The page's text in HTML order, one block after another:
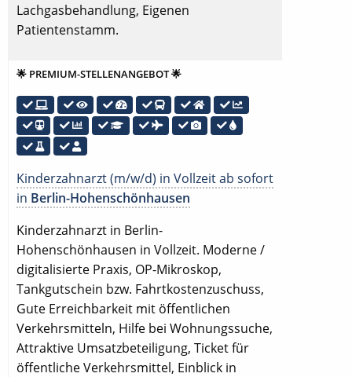
Lachgasbehandlung, Eigenen
Patientenstamm.
🌟 PREMIUM-STELLENANGEBOT 🌟
Kinderzahnarzt (m/w/d) in Vollzeit ab sofort
in Berlin-Hohenschönhausen
Kinderzahnarzt in Berlin-
Hohenschönhausen in Vollzeit. Moderne /
digitalisierte Praxis, OP-Mikroskop,
Tankgutschein bzw. Fahrtkostenzuschuss,
Gute Erreichbarkeit mit öffentlichen
Verkehrsmitteln, Hilfe bei Wohnungssuche,
Attraktive Umsatzbeteiligung, Ticket für
öffentliche Verkehrsmittel, Einblick in